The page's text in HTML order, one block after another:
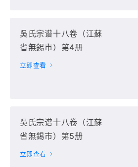
吳氏宗谱十八卷（江蘇
省無錫市）第4册
立即查看
吳氏宗谱十八卷（江蘇
省無錫市）第5册
立即查看